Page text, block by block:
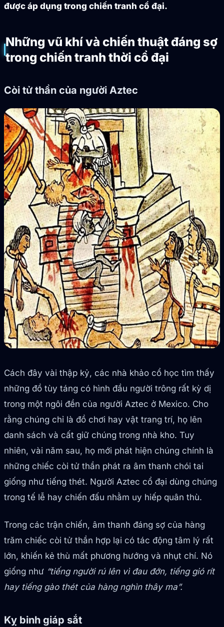
được áp dụng trong chiến tranh cổ đại.
Những vũ khí và chiến thuật đáng sợ
trong chiến tranh thời cổ đại
Còi tử thần của người Aztec
Cách đây vài thập kỷ, các nhà khảo cổ học tìm thấy
những đồ tùy táng có hình đầu người trông rất kỳ dị
trong một ngôi đền của người Aztec ở Mexico. Cho
rằng chúng chỉ là đồ chơi hay vật trang trí, họ lên
danh sách và cất giữ chúng trong nhà kho. Tuy
nhiên, vài năm sau, họ mới phát hiện chúng chính là
những chiếc còi tử thần phát ra âm thanh chói tai
giống như tiếng thét. Người Aztec cổ đại dùng chúng
trong tế lễ hay chiến đấu nhằm uy hiếp quân thù.
Trong các trận chiến, âm thanh đáng sợ của hàng
trăm chiếc còi tử thần hợp lại có tác động tâm lý rất
lớn, khiến kẻ thù mất phương hướng và nhụt chí. Nó
giống như “tiếng người rú lên vì đau đớn, tiếng gió rít
hay tiếng gào thét của hàng nghìn thây ma”.
Kỵ binh giáp sắt